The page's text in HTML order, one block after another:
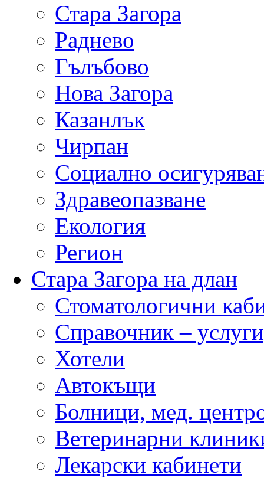
Стара Загора
Раднево
Гълъбово
Нова Загора
Казанлък
Чирпан
Социално
Здравеопазване
Екология
Регион
Стара Загора на длан
Стоматологични
Справочник –
Хотели
Автокъщи
Болници, мед.
Ветеринарни
Лекарски кабинети